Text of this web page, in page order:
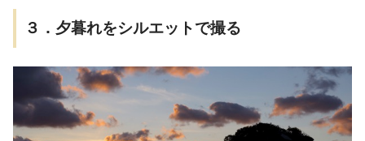
３．夕暮れをシルエットで撮る